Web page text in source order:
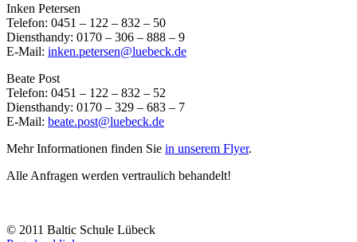
Inken Petersen
Telefon: 0451 – 122 – 832 – 50
Diensthandy: 0170 – 306 – 888 – 9
E-Mail: inken.petersen@luebeck.de
Beate Post
Telefon: 0451 – 122 – 832 – 52
Diensthandy: 0170 – 329 – 683 – 7
E-Mail: beate.post@luebeck.de
Mehr Informationen finden Sie in unserem Flyer.
Alle Anfragen werden vertraulich behandelt!
© 2011 Baltic Schule Lübeck